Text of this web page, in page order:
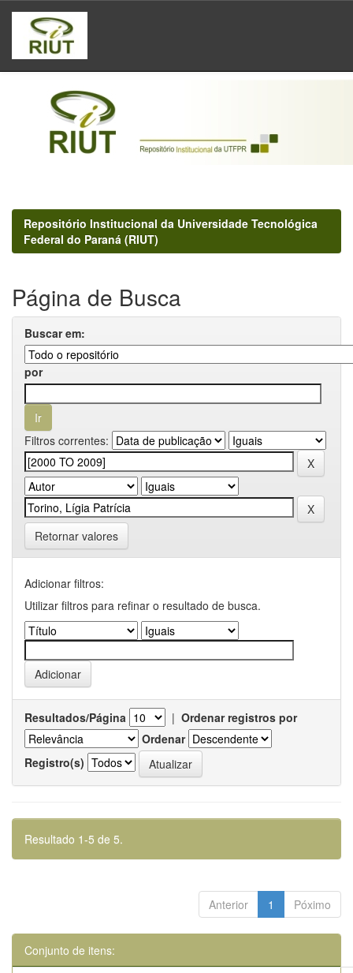
Skip
navigation
Repositório Institucional da Universidade Tecnológica
Federal do Paraná (RIUT)
Página de Busca
Buscar em:
por
Filtros correntes:
Retornar valores
Adicionar filtros:
Utilizar filtros para refinar o resultado de busca.
Resultados/Página | Ordenar registros por
Ordenar
Registro(s)
Resultado 1-5 de 5.
Anterior 1 Póximo
Conjunto de itens: